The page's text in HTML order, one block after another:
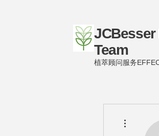
JCBesser
Team
植萃顾问服务